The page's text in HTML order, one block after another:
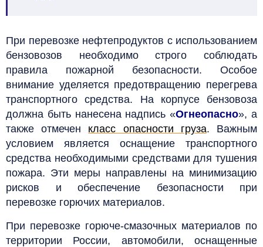
При перевозке нефтепродуктов с использованием
бензовозов необходимо строго соблюдать
правила пожарной безопасности. Особое
внимание уделяется предотвращению перегрева
транспортного средства. На корпусе бензовоза
должна быть нанесена надпись «Огнеопасно», а
также отмечен класс опасности груза. Важным
условием является оснащение транспортного
средства необходимыми средствами для тушения
пожара. Эти меры направлены на минимизацию
рисков и обеспечение безопасности при
перевозке горючих материалов.
При перевозке горюче-смазочных материалов по
территории России, автомобили, оснащенные